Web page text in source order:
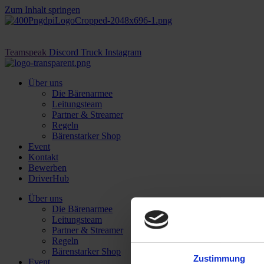
Zustimmung
Zum Inhalt springen
Teamspeak Discord Truck Instagram
Über uns
Die Bärenarmee
Leitungsteam
Partner & Streamer
Regeln
Bärenstarker Shop
Event
Kontakt
Bewerben
DriverHub
Über uns
Die Bärenarmee
Leitungsteam
Partner & Streamer
Regeln
Bärenstarker Shop
Event